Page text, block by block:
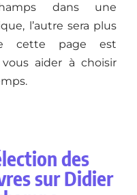
dans une
l’autre sera plus
cette page est
aider à choisir
des
sur Didier